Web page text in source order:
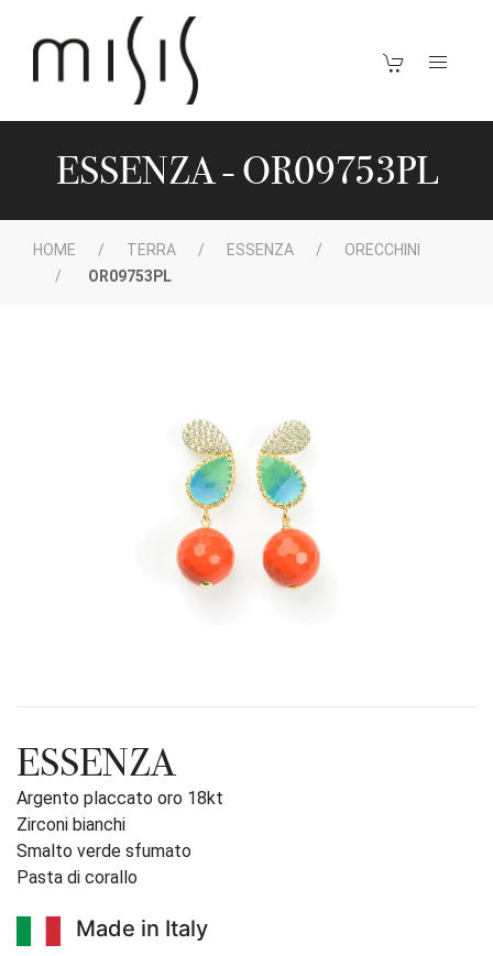
ESSENZA - OR09753PL
HOME TERRA ESSENZA
ORECCHINI
OR09753PL
ESSENZA
Argento placcato oro 18kt
Zirconi bianchi
Smalto verde sfumato
Pasta di corallo
Made in Italy